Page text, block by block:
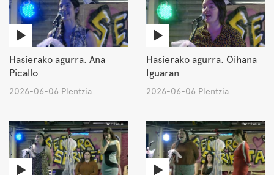
Hasierako agurra. Ana
Picallo
2026-06-06 Plentzia
Hasierako agurra. Oihana
Iguaran
2026-06-06 Plentzia